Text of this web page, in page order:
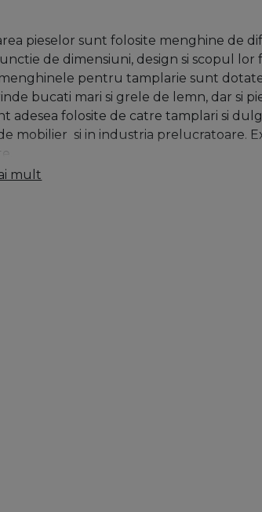
pieselor sunt folosite menghine de
de dimensiuni, design si scopul
pentru tamplarie sunt
bucati mari si grele de lemn, dar si
adesea folosite de catre tamplari si
mobilier si in industria prelucratoare.
sunt de mai multe tipuri: menghine de
mult